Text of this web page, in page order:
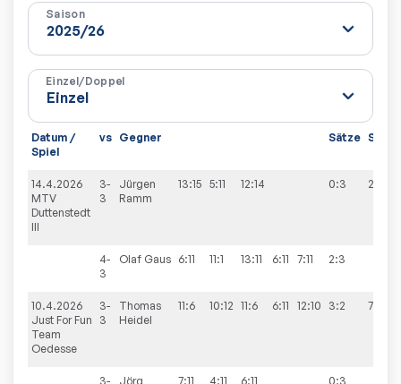
Saison
Einzel/Doppel
Datum /
Spiel
vs Gegner Sätze
14.4.2026
MTV
Duttenstedt
III
3-
3
Jürgen
Ramm
13:15 5:11 12:14 0:3 2:8
4-
3
Olaf Gaus 6:11 11:1 13:11 6:11 7:11 2:3
10.4.2026
Just For Fun
Team
Oedesse
3-
3
Thomas
Heidel
11:6 10:12 11:6 6:11 12:10 3:2 7:3
3-
Jörg
7:11 4:11 6:11 0:3